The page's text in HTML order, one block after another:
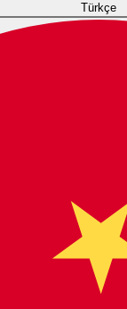
Türkçe